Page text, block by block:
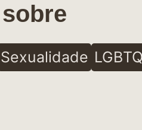
Sexualidade